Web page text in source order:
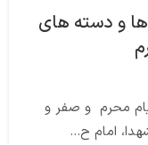
و دسته های
محرم و صفر و
امام ح...